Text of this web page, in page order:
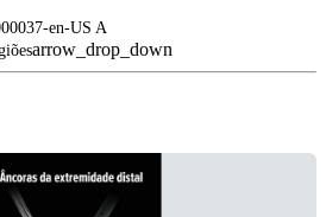
en-US A
arrow_drop_down